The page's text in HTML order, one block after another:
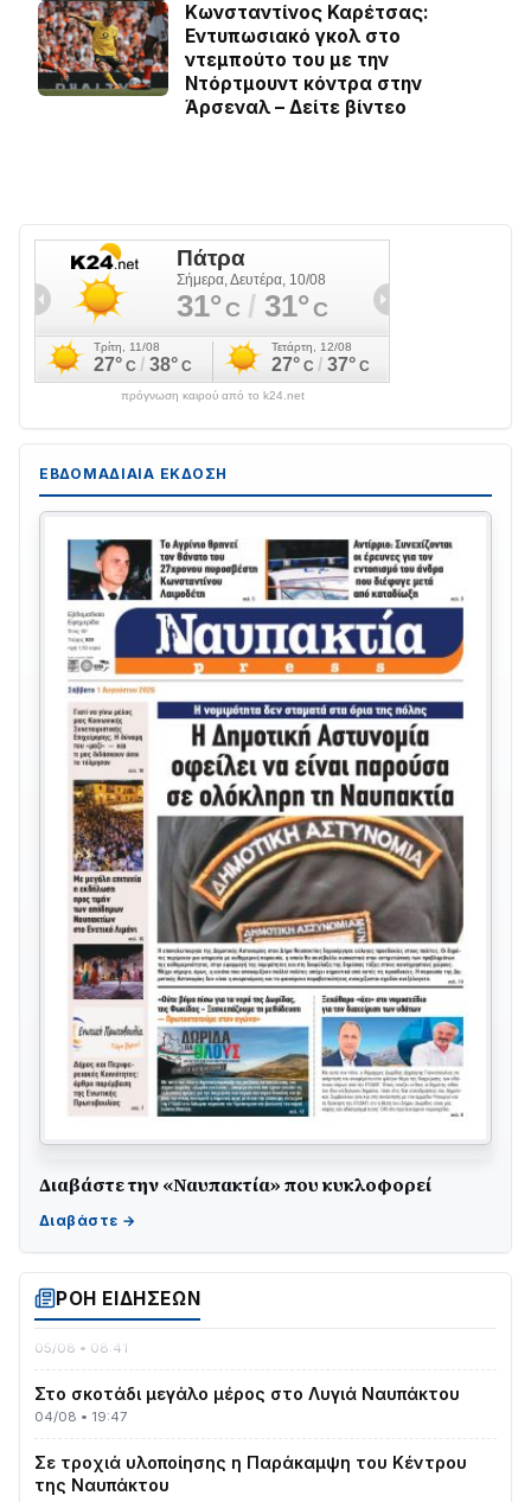
Κωνσταντίνος Καρέτσας:
Εντυπωσιακό γκολ στο
ντεμπούτο του με την
Ντόρτμουντ κόντρα στην
Άρσεναλ – Δείτε βίντεο
πρόγνωση καιρού από το k24.net
Διαβάστε την «Ναυπακτία» που κυκλοφορεί
ΡΟΗ ΕΙΔΗΣΕΩΝ
Γιορτή της Τράτας 2026 | Ερατεινή Δωρίδας:
Παράδοση, Χορός & Γλέντι!
08/08 • 12:01
ΤΟ ΠΑΡΤΥ ΣΥΝΕΧΙΖΕΤΑΙ…
05/08 • 08:41
Στο σκοτάδι μεγάλο μέρος στο Λυγιά Ναυπάκτου
04/08 • 19:47
Σε τροχιά υλοποίησης η Παράκαμψη του Κέντρου
της Ναυπάκτου
04/08 • 12:08